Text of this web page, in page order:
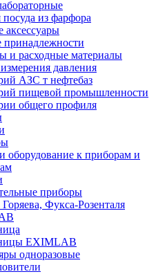
из фарфора
аксессуары
и расходные материалы
давления
АЗС т нефтебаз
пищевой промышленности
общего профиля
оборудование к приборам и
приборы
Фукса-Розенталя
EXIMLAB
одноразовые